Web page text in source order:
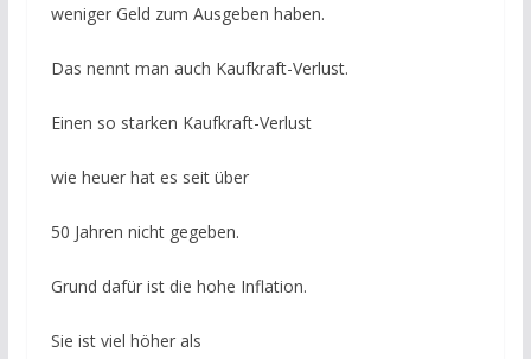
weniger Geld zum Ausgeben haben.
Das nennt man auch Kaufkraft-Verlust.
Einen so starken Kaufkraft-Verlust
wie heuer hat es seit über
50 Jahren nicht gegeben.
Grund dafür ist die hohe Inflation.
Sie ist viel höher als